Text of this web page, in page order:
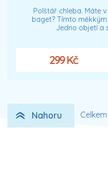
Polštář chleba. Máte
baget? Tímto
Jedno objetí a
299 Kč
Nahoru